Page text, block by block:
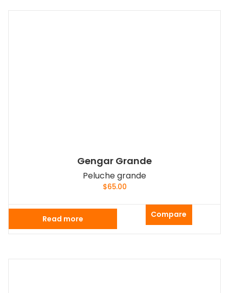
Gengar Grande
Peluche grande
$65.00
Read more Compare